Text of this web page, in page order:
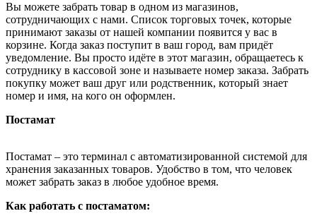
Вы можете забрать товар в одном из магазинов,
сотрудничающих с нами. Список торговых точек, которые
принимают заказы от нашей компании появится у вас в
корзине. Когда заказ поступит в ваш город, вам придёт
уведомление. Вы просто идёте в этот магазин, обращаетесь к
сотруднику в кассовой зоне и называете номер заказа. Забрать
покупку может ваш друг или родственник, который знает
номер и имя, на кого он оформлен.
Постамат
Постамат – это терминал с автоматизированной системой для
хранения заказанных товаров. Удобство в том, что человек
может забрать заказ в любое удобное время.
Как работать с постаматом: